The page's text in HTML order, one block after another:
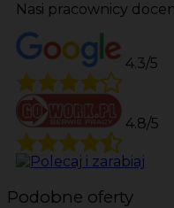
Nasi pracownicy
4.3/5
4.8/5
Podobne oferty